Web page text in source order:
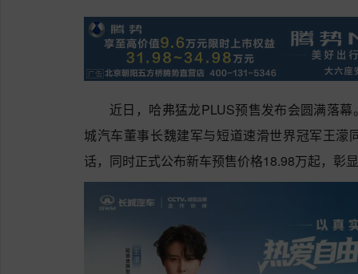
近日，哈弗猛龙PLUS预售发布会圆满落
城汽车董事长魏建军与短道速滑世界冠军王
话，同时正式公布新车预售价格18.98万起，彰